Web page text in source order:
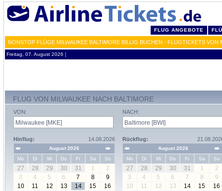
FLUG ANGEBOTE
NONSTOP FLÜGE MILWAUKEE BALTIMORE BILLIG BUCHEN - FLUGTICKETS VON
Freitag, 07. August 2026 ¦
FLUG VON MILWAUKEE NACH BALTIMORE
VON:
Hinflug: 14.08.2026
August 2026
Mo
Di Mi Do Fr Sa So
27 28 29 30 31 1
2
3
4 5 6 7 8
9
10
11 12 13 14 15
16
NACH:
Rückflug:
August 2026
Mo
Di Mi Do Fr Sa So
27 28 29 30 31 1
2
3
4 5 6 7 8
9
10
11 12 13 14 15
16